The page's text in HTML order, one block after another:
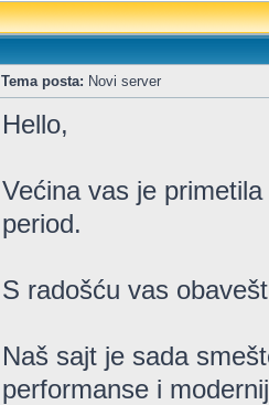
Tema posta: Novi server
Hello,
Većina vas je
period.
S radošću vas
Naš sajt je sada
performanse i